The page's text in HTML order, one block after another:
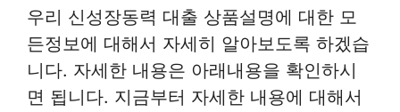
우리 신성장동력 대출 상품설명에 대한 모
든정보에 대해서 자세히 알아보도록 하겠습
니다. 자세한 내용은 아래내용을 확인하시
면 됩니다. 지금부터 자세한 내용에 대해서